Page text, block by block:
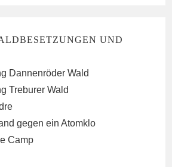
UND
Dannenröder Wald
Treburer Wald
gegen ein Atomklo
Camp